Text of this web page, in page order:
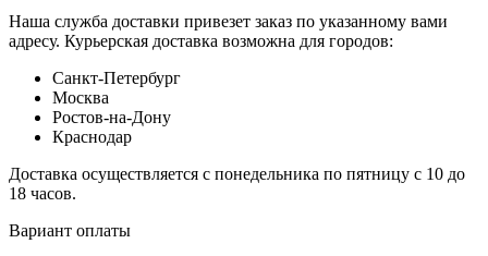
Наша служба доставки привезет заказ по указанному вами
адресу. Курьерская доставка возможна для городов:
Санкт-Петербург
Москва
Ростов-на-Дону
Краснодар
Доставка осуществляется с понедельника по пятницу с 10 до
18 часов.
Вариант оплаты